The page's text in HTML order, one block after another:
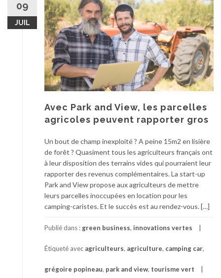
09
JUIL
Avec Park and View, les parcelles
agricoles peuvent rapporter gros
Un bout de champ inexploité ? A peine 15m2 en lisière
de forêt ? Quasiment tous les agriculteurs français ont
à leur disposition des terrains vides qui pourraient leur
rapporter des revenus complémentaires. La start-up
Park and View propose aux agriculteurs de mettre
leurs parcelles inoccupées en location pour les
camping-caristes. Et le succès est au rendez-vous. […]
Publié dans : green business, innovations vertes
Étiqueté avec agriculteurs, agriculture, camping car,
grégoire popineau, park and view, tourisme vert